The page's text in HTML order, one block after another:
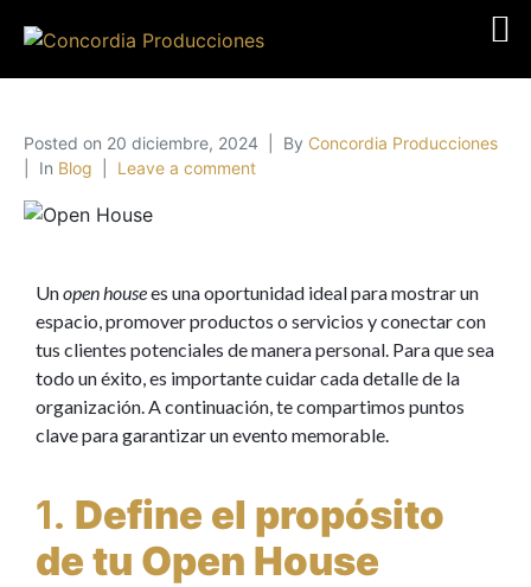
Posted on 20 diciembre, 2024 By Concordia Producciones
In Blog Leave a comment
Unopen housees una oportunidad ideal para mostrar un
espacio, promover productos o servicios y conectar con
tus clientes potenciales de manera personal. Para que sea
todo un éxito, es importante cuidar cada detalle de la
organización. A continuación, te compartimos puntos
clave para garantizar un evento memorable.
1. Define el propósito
de tu Open House